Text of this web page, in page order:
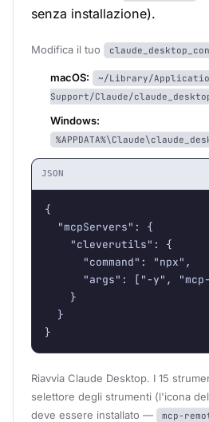
senza installazione).
Modifica il tuo
macOS:
~/Library/
Support/Claude/
Windows:
JSON
{
  "mcpServers": {
    "cleverutils": {
      "command": "npx",
"args": ["-y",
    }
  }
}
Riavvia Claude Desktop. I 15
selettore degli strumenti (l'icona
deve essere installato —
mcp-